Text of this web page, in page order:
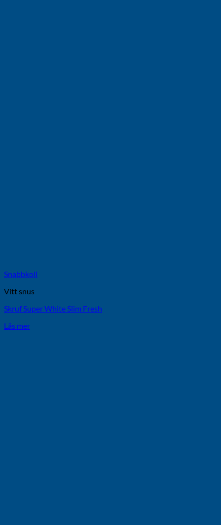
Snabbkoll
Vitt snus
Skruf Super White Slim Fresh
Läs mer